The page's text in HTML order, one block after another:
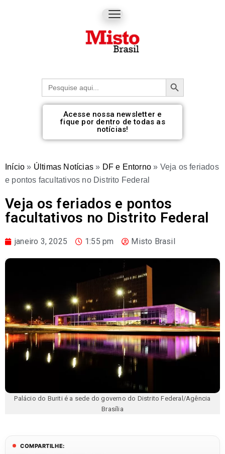
Procurar: Botão de pesquisa
Acesse nossa newsletter e
fique por dentro de todas as
notícias!
Início » Últimas Notícias » DF e Entorno » Veja os feriados
e pontos facultativos no Distrito Federal
Veja os feriados e pontos
facultativos no Distrito Federal
janeiro 3, 2025 1:55 pm Misto Brasil
Palácio do Buriti é a sede do governo do Distrito Federal/Agência
Brasília
COMPARTILHE: